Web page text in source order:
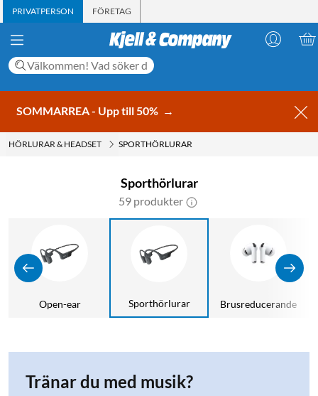
PRIVATPERSON FÖRETAG
SOMMARREA - Upp till 50% →
HÖRLURAR & HEADSET SPORTHÖRLURAR
Sporthörlurar
59 produkter
Open-ear Sporthörlurar Brusreducerande
Tränar du med musik?